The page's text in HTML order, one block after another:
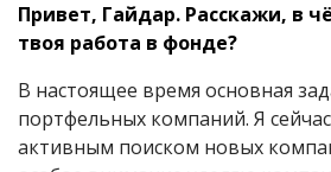
Привет, Гайдар. Расскажи, в
твоя работа в фонде?
В настоящее время основная
портфельных компаний. Я
активным поиском новых